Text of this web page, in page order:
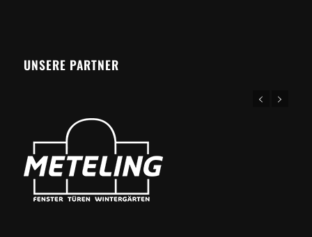
UNSERE PARTNER